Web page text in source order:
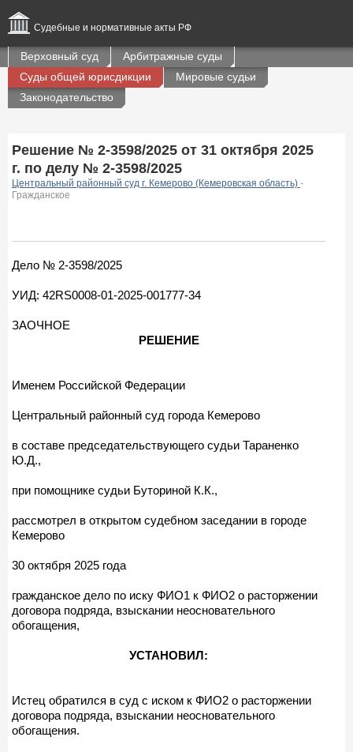
Судебные и нормативные акты РФ
Верховный суд
Арбитражные суды
Суды общей юрисдикции
Мировые судьи
Законодательство
Решение № 2-3598/2025 от 31 октября 2025
г. по делу № 2-3598/2025
Центральный районный суд г. Кемерово (Кемеровская область) -
Гражданское
Дело № 2-3598/2025
УИД: 42RS0008-01-2025-001777-34
ЗАОЧНОЕ
РЕШЕНИЕ
Именем Российской Федерации
Центральный районный суд города Кемерово
в составе председательствующего судьи Тараненко
Ю.Д.,
при помощнике судьи Буториной К.К.,
рассмотрел в открытом судебном заседании в городе
Кемерово
30 октября 2025 года
гражданское дело по иску ФИО1 к ФИО2 о расторжении
договора подряда, взыскании неосновательного
обогащения,
УСТАНОВИЛ:
Истец обратился в суд с иском к ФИО2 о расторжении
договора подряда, взыскании неосновательного
обогащения.